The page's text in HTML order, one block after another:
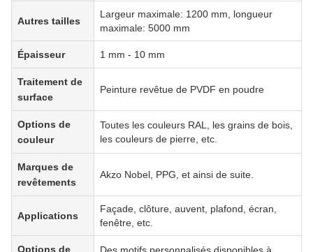
Autres tailles
Largeur maximale: 1200 mm, longueur
maximale: 5000 mm
Épaisseur 1 mm - 10 mm
Traitement de
surface
Peinture revêtue de PVDF en poudre
Options de
couleur
Toutes les couleurs RAL, les grains de bois,
les couleurs de pierre, etc.
Marques de
revêtements
Akzo Nobel, PPG, et ainsi de suite.
Applications
Façade, clôture, auvent, plafond, écran,
fenêtre, etc.
Options de